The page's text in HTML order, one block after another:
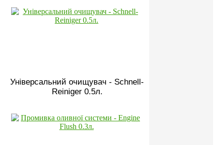
Універсальний очищувач - Schnell-
Reiniger 0.5л.